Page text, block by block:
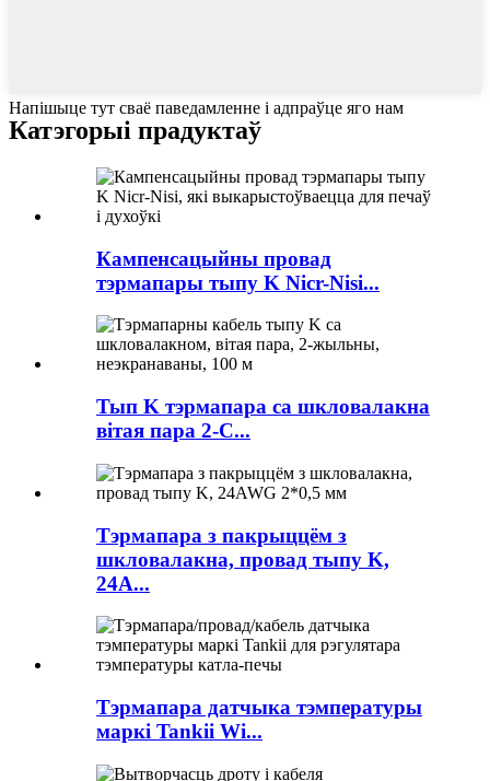
Напішыце тут сваё паведамленне і адпраўце яго нам
Катэгорыі прадуктаў
Кампенсацыйны провад
тэрмапары тыпу K Nicr-Nisi...
Тып K тэрмапара са шкловалакна
вітая пара 2-C...
Тэрмапара з пакрыццём з
шкловалакна, провад тыпу K,
24A...
Тэрмапара датчыка тэмпературы
маркі Tankii Wi...